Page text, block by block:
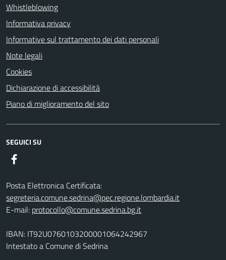
Whistleblowing
Informativa privacy
Informative sul trattamento dei dati personali
Note legali
Cookies
Dichiarazione di accessibilità
Piano di miglioramento del sito
SEGUICI SU
Posta Elettronica Certificata:
segreteria.comune.sedrina@pec.regione.lombardia.it
E-mail: protocollo@comune.sedrina.bg.it
IBAN: IT92U0760103200001064242967
Intestato a Comune di Sedrina